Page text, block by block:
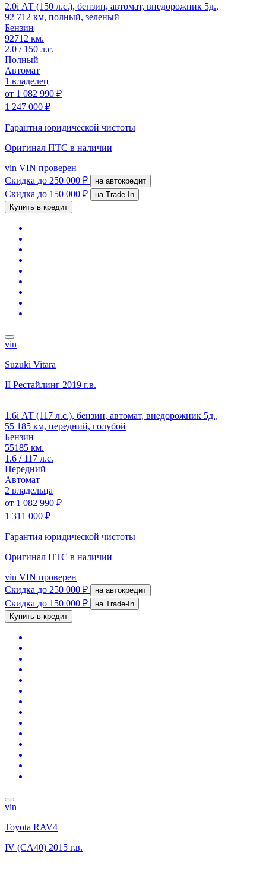
2.0i АТ (150 л.с.), бензин, автомат, внедорожник 5д.,
92 712 км, полный, зеленый
Бензин
92712 км.
2.0 / 150 л.с.
Полный
Автомат
1 владелец
от 1 082 990 ₽
1 247 000 ₽
Гарантия юридической чистоты
Оригинал ПТС в наличии
vin VIN проверен
Скидка до 250 000 ₽ на автокредит
Скидка до 150 000 ₽
на Trade-In
Купить в кредит
vin
Suzuki Vitara
II Рестайлинг 2019 г.в.
1.6i АТ (117 л.с.), бензин, автомат, внедорожник 5д.,
55 185 км, передний, голубой
Бензин
55185 км.
1.6 / 117 л.с.
Передний
Автомат
2 владельца
от 1 082 990 ₽
1 311 000 ₽
Гарантия юридической чистоты
Оригинал ПТС в наличии
vin VIN проверен
Скидка до 250 000 ₽ на автокредит
Скидка до 150 000 ₽
на Trade-In
Купить в кредит
vin
Toyota RAV4
IV (CA40) 2015 г.в.